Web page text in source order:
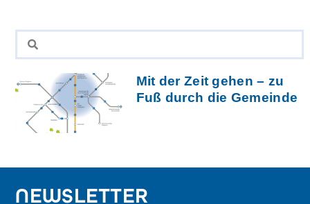
Mit der Zeit gehen – zu
Fuß durch die Gemeinde
NEWSLETTER